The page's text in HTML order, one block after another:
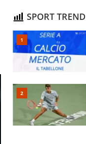
SPORT TREND